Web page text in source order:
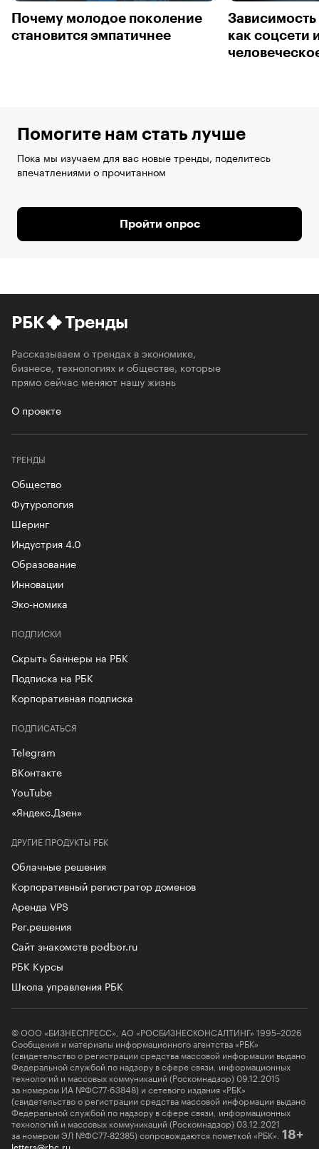
Почему молодое поколение
становится эмпатичнее
как соцсети
Помогите нам стать лучше
Пока мы изучаем для вас новые тренды, поделитесь
впечатлениями о прочитанном
Пройти опрос
РБК Тренды
Рассказываем о трендах в экономике,
бизнесе, технологиях и обществе, которые
прямо сейчас меняют нашу жизнь
О проекте
ТРЕНДЫ
Общество
Футурология
Шеринг
Индустрия 4.0
Образование
Инновации
Эко-номика
ПОДПИСКИ
Скрыть баннеры на РБК
Подписка на РБК
Корпоративная подписка
ДРУГИЕ ПРОДУКТЫ РБК
Облачные решения
Корпоративный регистратор доменов
Аренда VPS
Рег.решения
Сайт знакомств podbor.ru
РБК Курсы
Школа управления РБК
ПОДПИСАТЬСЯ
Telegram
ВКонтакте
YouTube
«Яндекс.Дзен»
© ООО «БИЗНЕСПРЕСС», АО «РОСБИЗНЕСКОНСАЛТИНГ» 1995–2026
Сообщения и материалы информационного агентства «РБК»
(свидетельство о регистрации средства массовой информации выдано
Федеральной службой по надзору в сфере связи, информационных
технологий и массовых коммуникаций (Роскомнадзор) 09.12.2015
за номером ИА №ФС77-63848) и сетевого издания «РБК»
(свидетельство о регистрации средства массовой информации выдано
Федеральной службой по надзору в сфере связи, информационных
технологий и массовых коммуникаций (Роскомнадзор) 03.12.2021
за номером ЭЛ №ФС77-82385) сопровождаются пометкой «РБК». 18+
letters@rbc.ru